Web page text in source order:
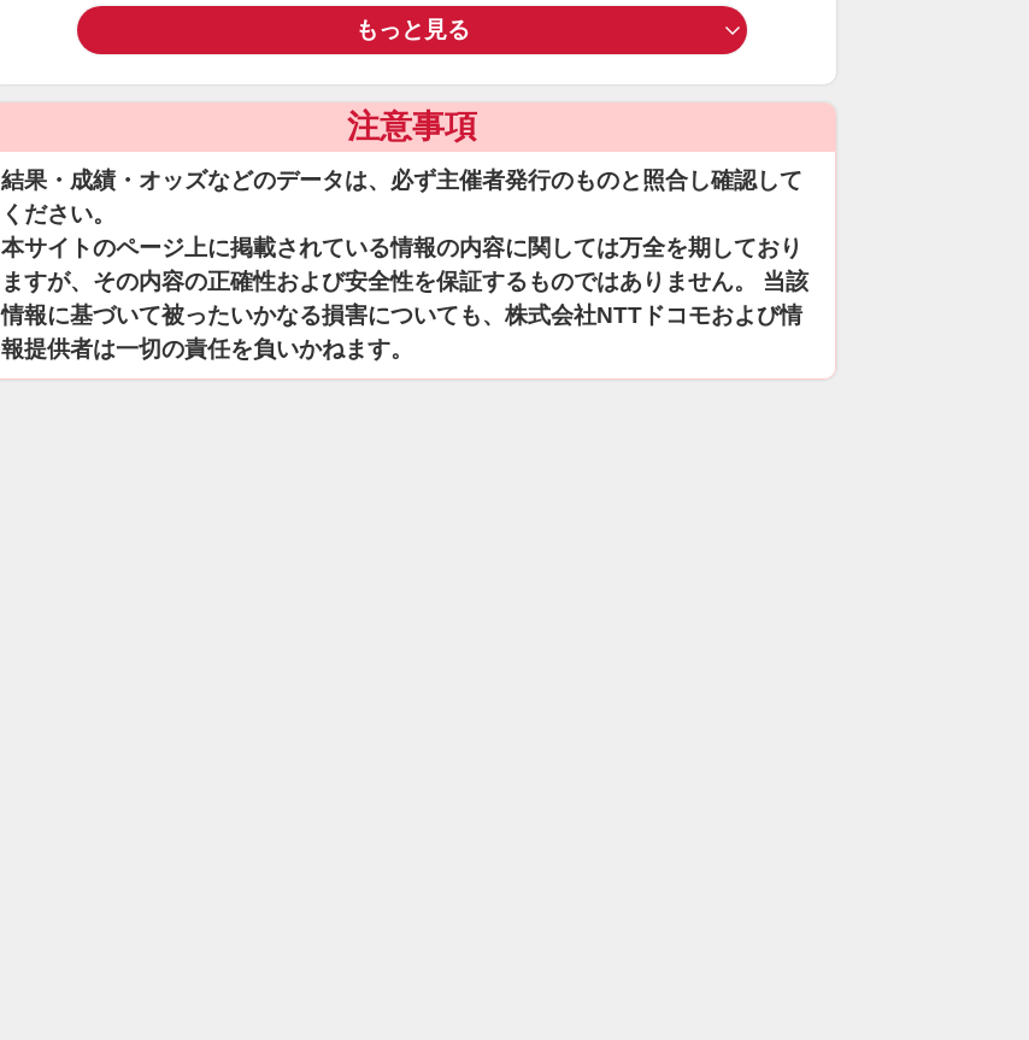
もっと見る
注意事項
結果・成績・オッズなどのデータは、必ず主催者発行のものと照合し確認して
ください。
本サイトのページ上に掲載されている情報の内容に関しては万全を期しており
ますが、その内容の正確性および安全性を保証するものではありません。 当該
情報に基づいて被ったいかなる損害についても、株式会社NTTドコモおよび情
報提供者は一切の責任を負いかねます。